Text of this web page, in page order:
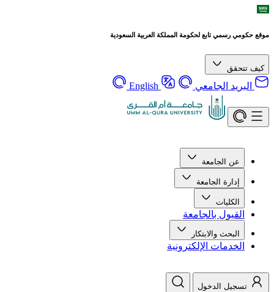
موقع حكومي رسمي تابع لحكومة المملكة العربية السعودية
كيف تتحقق
البريد الجامعي English
عن الجامعة
إدارة الجامعة
الكليات
القبول بالجامعة
البحث والابتكار
الخدمات الإلكترونية
تسجيل الدخول